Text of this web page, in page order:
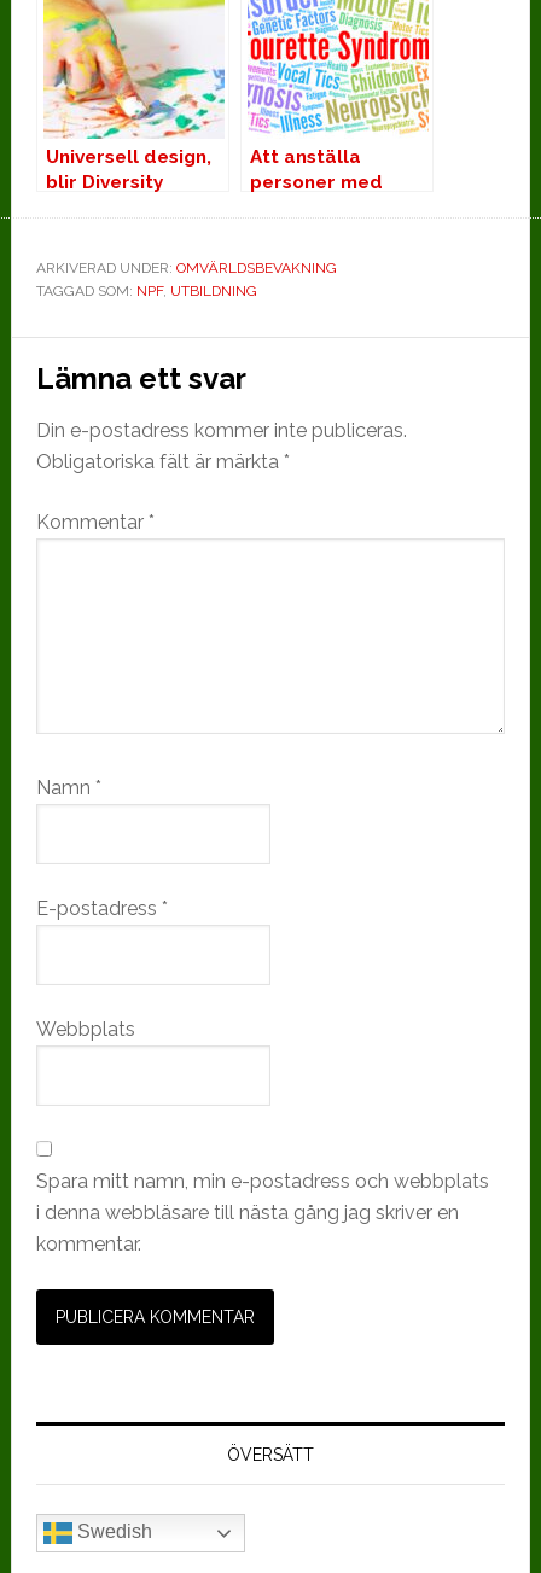
Universell design,
blir Diversity
Att anställa
personer med
ARKIVERAD UNDER: OMVÄRLDSBEVAKNING
TAGGAD SOM: NPF, UTBILDNING
Läsarkommentarer
Lämna ett svar
Din e-postadress kommer inte publiceras.
Obligatoriska fält är märkta *
Kommentar *
Namn *
E-postadress *
Webbplats
Spara mitt namn, min e-postadress och webbplats
i denna webbläsare till nästa gång jag skriver en
kommentar.
Primärt
ÖVERSÄTT
Swedish